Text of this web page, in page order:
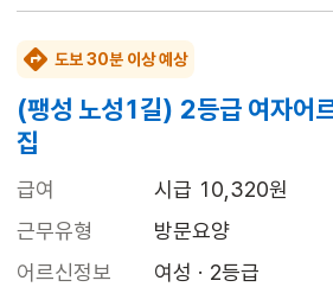
도보 30분 이상 예상
(팽성 노성1길) 2등급 여자어
집
급여
시급 10,320원
근무유형
방문요양
어르신정보
여성 · 2등급